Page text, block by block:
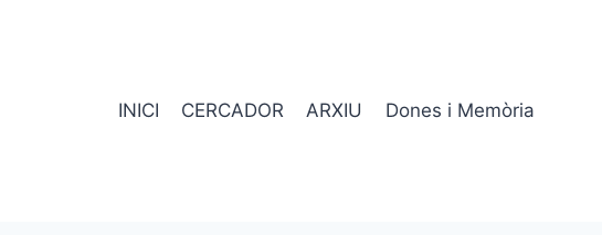
INICI CERCADOR ARXIU Dones i Memòria